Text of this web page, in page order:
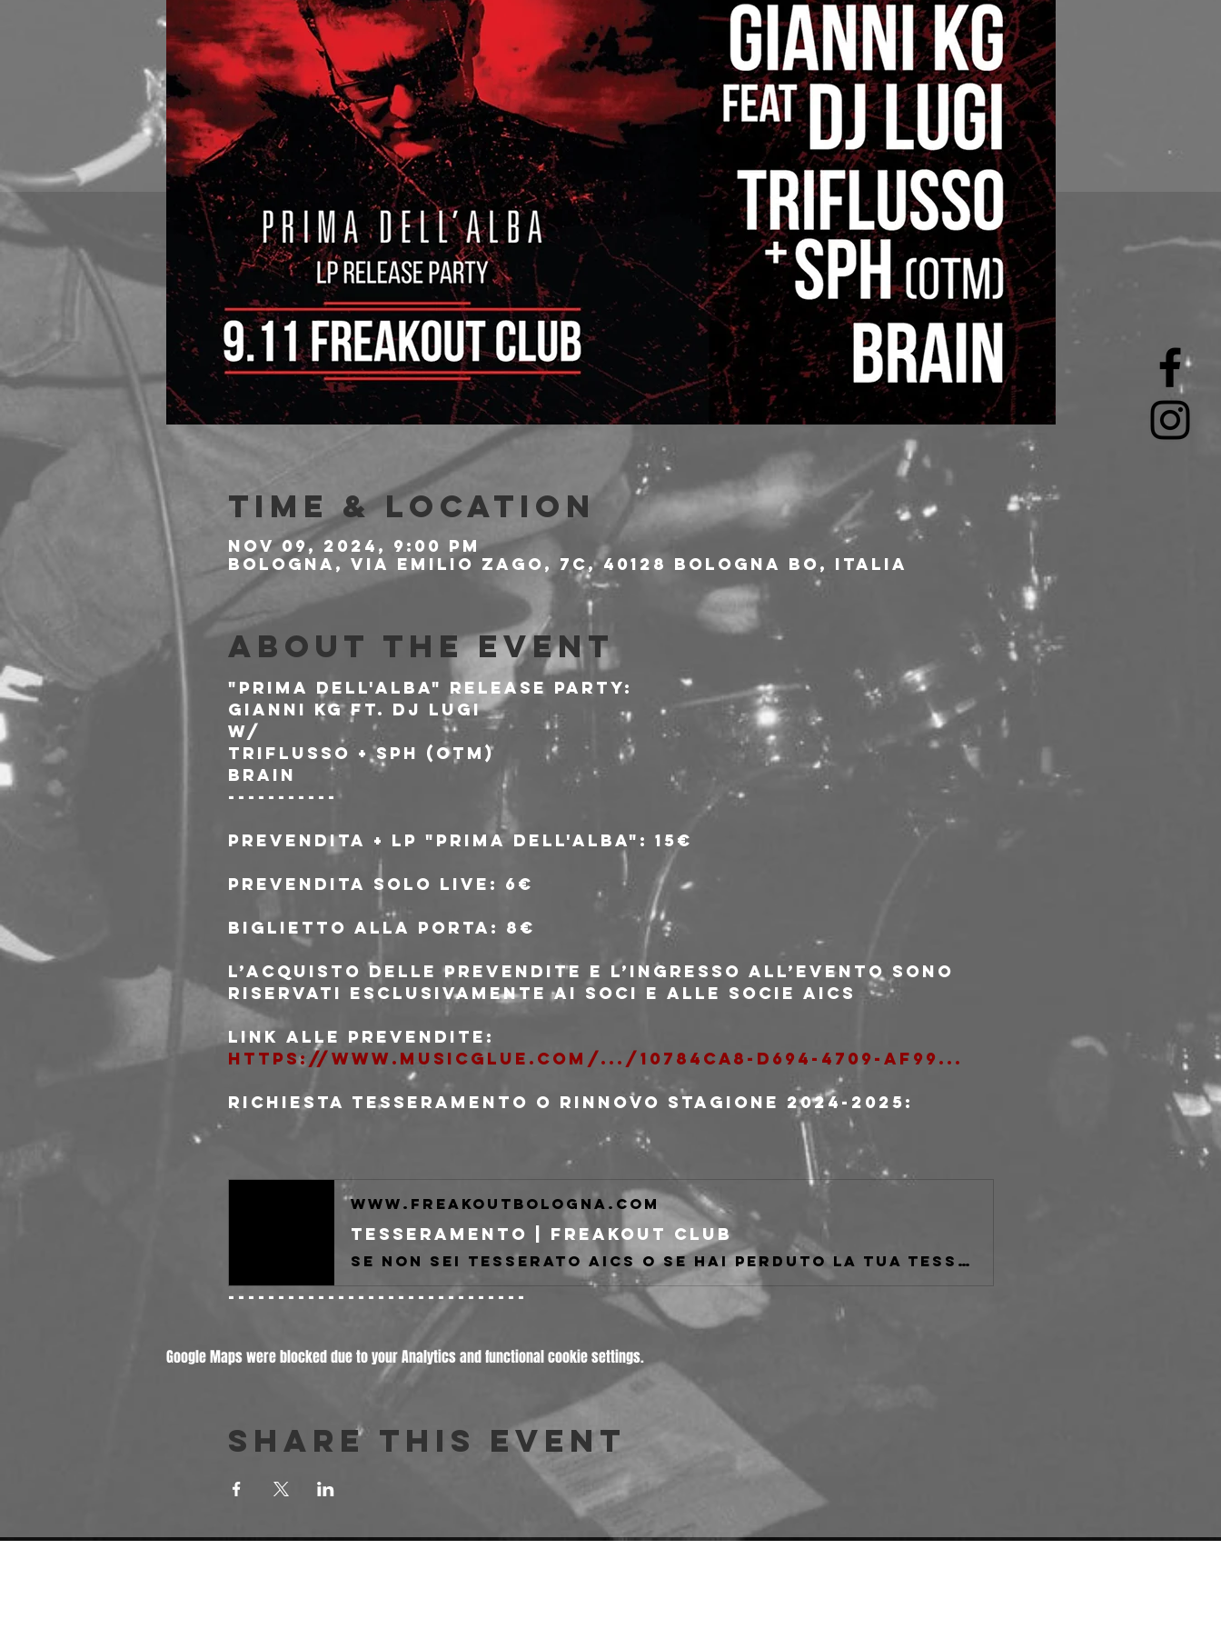
Time & Location
Nov 09, 2024, 9:00 PM
Bologna, Via Emilio Zago, 7c, 40128 Bologna BO, Italia
About the event
"PRIMA DELL'ALBA" RELEASE PARTY:
GIANNI KG ft. DJ LUGI
w/
TRIFLUSSO + SPH (OTM)
BRAIN
-----------
Prevendita + LP "Prima dell'Alba": 15€
Prevendita solo live: 6€
Biglietto alla porta: 8€
L’acquisto delle prevendite e l’ingresso all’evento sono
riservati esclusivamente ai soci e alle socie AICS
Link alle prevendite:
https://www.musicglue.com/.../10784ca8-d694-4709-af99 ...
Richiesta tesseramento o rinnovo stagione 2024-2025:
www.freakoutbologna.com
Tesseramento | Freakout Club
Se non sei tesserato AICS o se hai perduto la tua tessera fatta al Freakout Club passa da qui.
------------------------------
Google Maps were blocked due to your Analytics and functional cookie settings.
Share this event